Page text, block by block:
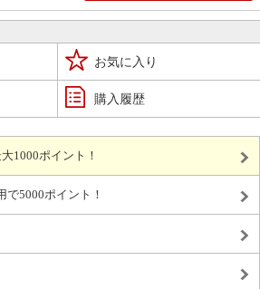
お気に入り
購入履歴
1000ポイント！
5000ポイント！